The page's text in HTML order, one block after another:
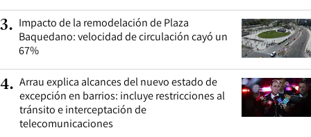
3. Impacto de la remodelación de Plaza
Baquedano: velocidad de circulación cayó un
67%
4. Arrau explica alcances del nuevo estado de
excepción en barrios: incluye restricciones al
tránsito e interceptación de
telecomunicaciones